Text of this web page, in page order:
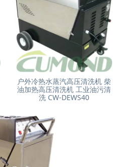
户外冷热水蒸汽高压清洗机 柴
油加热高压清洗机 工业油污清
洗 CW-DEWS40